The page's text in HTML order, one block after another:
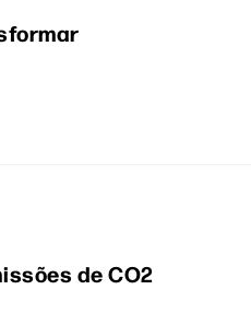
de CO2